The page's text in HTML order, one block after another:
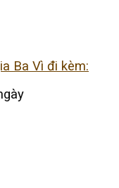
Ba Vì đi kèm: